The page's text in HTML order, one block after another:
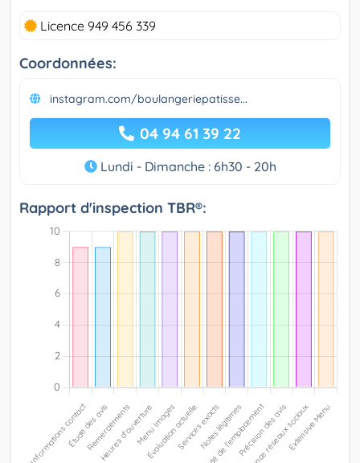
Licence 949 456 339
Coordonnées:
instagram.com/boulangeriepatisse...
04 94 61 39 22
Lundi - Dimanche : 6h30 - 20h
Rapport d'inspection TBR®: